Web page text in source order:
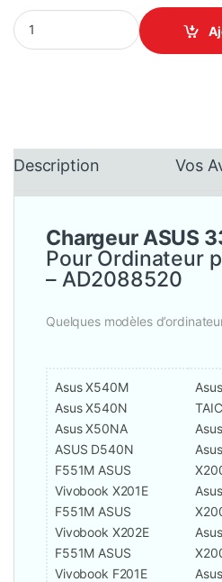
Chargeur ASUS 33w 19V - Pour
Description Vos
Chargeur ASUS
Pour Ordinateur
– AD2088520
Quelques modèles
Asus X540M
Asus X540N
Asus X50NA
ASUS D540N
F551M ASUS
Vivobook X201E
F551M ASUS
Vivobook X202E
F551M ASUS
Vivobook F201E